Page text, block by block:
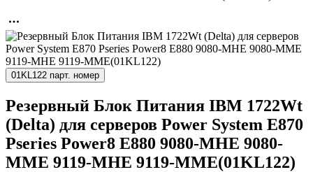
01KL122 парт. номер
Резервный Блок Питания IBM 1722Wt
(Delta) для серверов Power System E870
Pseries Power8 E880 9080-MHE 9080-
MME 9119-MHE 9119-MME(01KL122)